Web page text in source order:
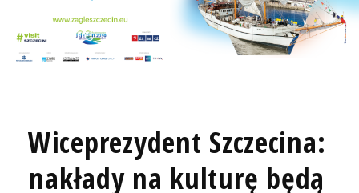
Wiceprezydent Szczecina:
nakłady na kulturę będą